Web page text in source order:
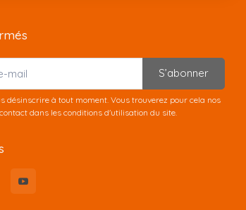
S’abonner
désinscrire à tout moment. Vous trouverez pour cela nos
dans les conditions d'utilisation du site.